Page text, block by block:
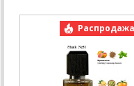
Распродажа